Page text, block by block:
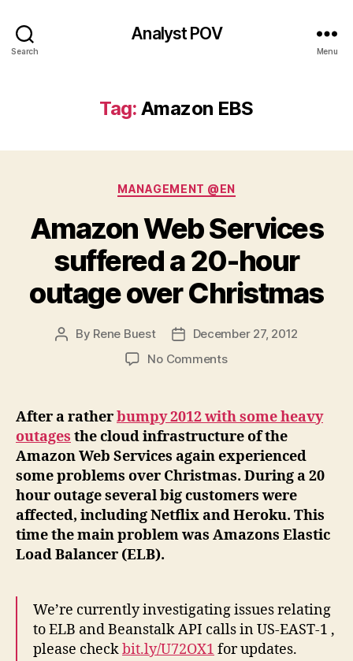
Search
Analyst POV
Menu
Tag: Amazon EBS
Categories
MANAGEMENT @EN
Amazon Web Services
suffered a 20-hour
outage over Christmas
Post
By Rene Buest
PostDecember 27, 2012
No Commentson
Services
suffered
a
20-
hour
outage
over
Christmas
After a ratherbumpy 2012 with some heavy
outages the cloud infrastructure of the
Amazon Web Services again experienced
some problems over Christmas. During a 20
hour outage several big customers were
affected, including Netflix and Heroku. This
time the main problem was Amazons Elastic
Load Balancer (ELB).
We’re currently investigating issues relating
to ELB and Beanstalk API calls in US-EAST-1 ,
please checkbit.ly/U72OX1 for updates.